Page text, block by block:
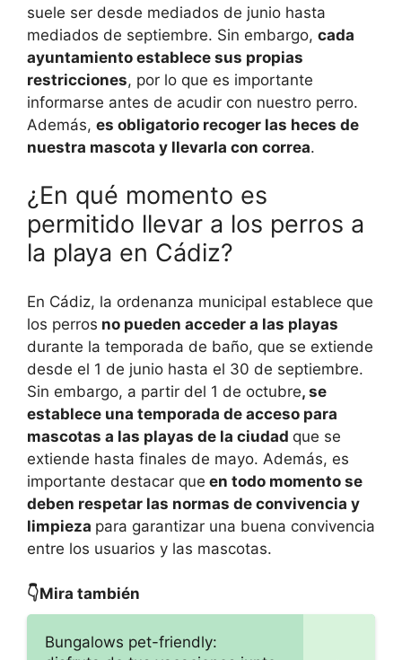
suele ser desde mediados de junio hasta
mediados de septiembre. Sin embargo, cada
ayuntamiento establece sus propias
restricciones, por lo que es importante
informarse antes de acudir con nuestro perro.
Además, es obligatorio recoger las heces de
nuestra mascota y llevarla con correa.
¿En qué momento es
permitido llevar a los perros a
la playa en Cádiz?
En Cádiz, la ordenanza municipal establece que
los perros no pueden acceder a las playas
durante la temporada de baño, que se extiende
desde el 1 de junio hasta el 30 de septiembre.
Sin embargo, a partir del 1 de octubre, se
establece una temporada de acceso para
mascotas a las playas de la ciudad que se
extiende hasta finales de mayo. Además, es
importante destacar que en todo momento se
deben respetar las normas de convivencia y
limpieza para garantizar una buena convivencia
entre los usuarios y las mascotas.
👇Mira también
Bungalows pet-friendly: